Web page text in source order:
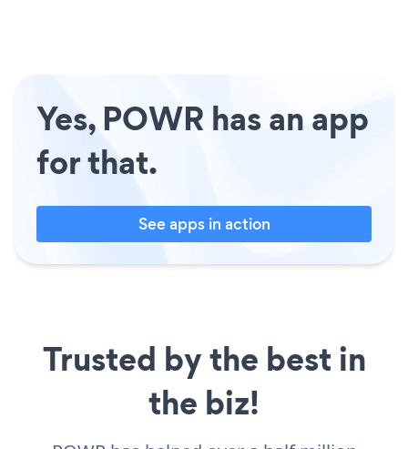
Yes, POWR has an app
for that.
See apps in action
Trusted by the best in
the biz!